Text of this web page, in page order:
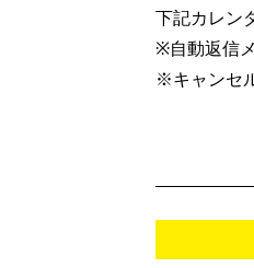
下記カレン
※自動返信
※キャンセ